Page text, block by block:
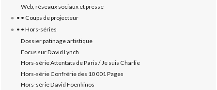
Web, réseaux sociaux et presse
• • Coups de projecteur
• • Hors-séries
Dossier patinage artistique
Focus sur David Lynch
Hors-série Attentats de Paris / Je suis Charlie
Hors-série Confrérie des 10 001 Pages
Hors-série David Foenkinos